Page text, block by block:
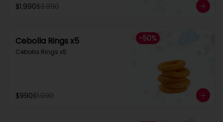
$1.990$3.990
-50%
Cebolla Rings x5
Cebolla Rings x5
$990$1.990